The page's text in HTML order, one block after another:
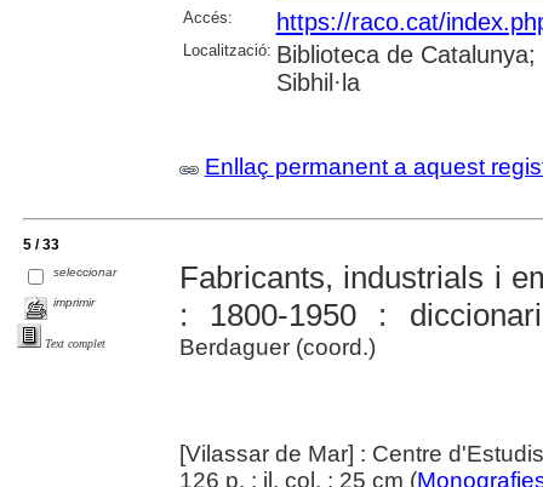
Accés: https://raco.cat/
Localització: Biblioteca de
Sibhil·la
Enllaç permanent a aquest
5 / 33
seleccionar
imprimir
Text complet
Fabricants, industrials i
: 1800-1950 :
Berdaguer (coord.)
[Vilassar de Mar] : Centre
126 p. : il. col. ; 25 cm (